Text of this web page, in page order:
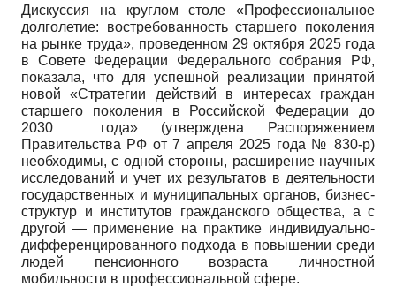
Дискуссия на круглом столе «Профессиональное
долголетие: востребованность старшего поколения
на рынке труда», проведенном 29 октября 2025 года
в Совете Федерации Федерального собрания РФ,
показала, что для успешной реализации принятой
новой «Стратегии действий в интересах граждан
старшего поколения в Российской Федерации до
2030 года» (утверждена Распоряжением
Правительства РФ от 7 апреля 2025 года № 830-р)
необходимы, с одной стороны, расширение научных
исследований и учет их результатов в деятельности
государственных и муниципальных органов, бизнес-
структур и институтов гражданского общества, а с
другой — применение на практике индивидуально-
дифференцированного подхода в повышении среди
людей пенсионного возраста личностной
мобильности в профессиональной сфере.